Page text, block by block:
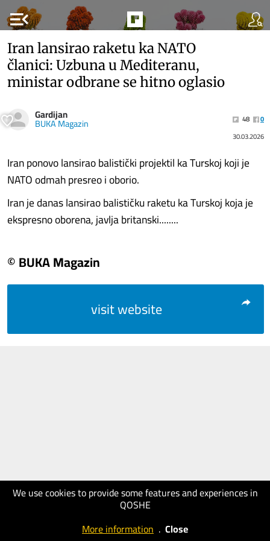
menu_open
We use cookies to provide some features and experiences in
QOSHE
More information . Close
Iran lansirao raketu ka NATO
članici: Uzbuna u Mediteranu,
ministar odbrane se hitno oglasio
Gardijan
BUKA Magazin 48
0
30.03.2026
Iran ponovo lansirao balistički projektil ka Turskoj koji je
NATO odmah presreo i oborio.
Iran je danas lansirao balističku raketu ka Turskoj koja je
ekspresno oborena, javlja britanski........
© BUKA Magazin
visit website